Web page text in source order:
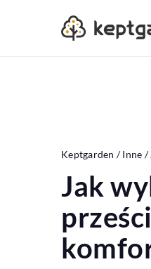
Keptgarden /Inne /
Jak